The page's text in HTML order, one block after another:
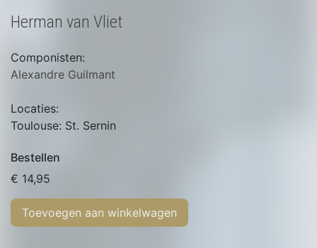
Herman van Vliet
Componisten:
Alexandre Guilmant
Locaties:
Toulouse: St. Sernin
Bestellen
€ 14,95
Toevoegen aan winkelwagen